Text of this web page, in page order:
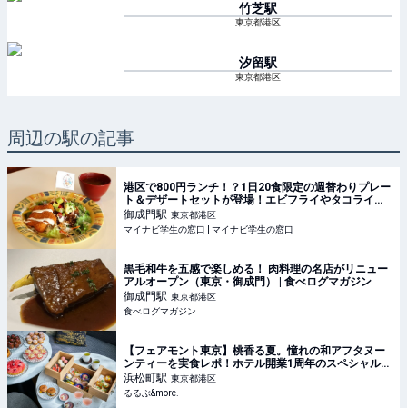
竹芝駅
東京都港区
汐留駅
東京都港区
周辺の駅の記事
港区で800円ランチ！？1日20食限定の週替わりプレー
ト＆デザートセットが登場！エビフライやタコライス
が週替わりで楽しめる #Z世代Pick | マイナビ学生の窓
口
御成門駅 東京都港区
マイナビ学生の窓口 | マイナビ学生の窓口
黒毛和牛を五感で楽しめる！ 肉料理の名店がリニュー
アルオープン（東京・御成門） | 食べログマガジン
御成門駅 東京都港区
食べログマガジン
【フェアモント東京】桃香る夏。憧れの和アフタヌー
ンティーを実食レポ！ホテル開業1周年のスペシャルデ
ザートも｜るるぶ&more.
浜松町駅 東京都港区
るるぶ&more.